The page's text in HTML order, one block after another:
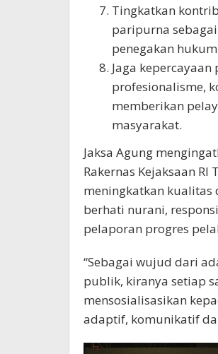
Tingkatkan
paripurna
penegakan
Jaga
profesionalisme,
memberikan
masyarakat.
Jaksa Agung
Rakernas Kejaksaan
meningkatkan kualitas
berhati nurani,
pelaporan progres
“Sebagai wujud dari
publik, kiranya setiap
mensosialisasikan
adaptif, komunikatif